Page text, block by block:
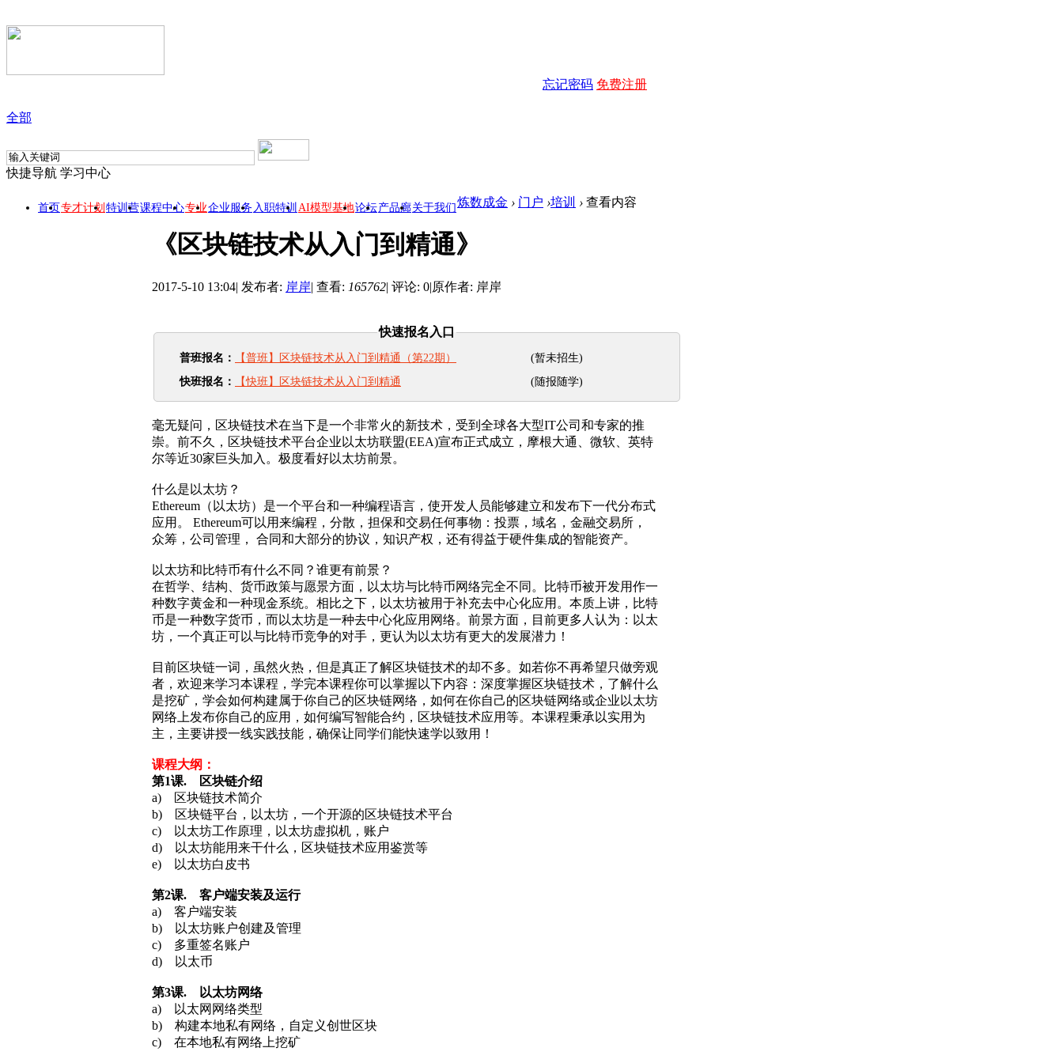
忘记密码 免费注册
全部
快捷导航 学习中心
首页专才计划 特训营课程中心专业企业服务 入职特训 AI模型基地论坛产品廊关于我们炼数成金 › 门户 ›培训 › 查看内容
《区块链技术从入门到精通》
2017-5-10 13:04| 发布者: 岸岸| 查看: 165762| 评论: 0|原作者: 岸岸
快速报名入口
普班报名： 【普班】区块链技术从入门到精通（第22期）
(暂未招生)
快班报名：
【快班】区块链技术从入门到精通 (随报随学)
毫无疑问，区块链技术在当下是一个非常火的新技术，受到全球各大型IT公司和专家的推
崇。前不久，区块链技术平台企业以太坊联盟(EEA)宣布正式成立，摩根大通、微软、英特
尔等近30家巨头加入。极度看好以太坊前景。
什么是以太坊？
Ethereum（以太坊）是一个平台和一种编程语言，使开发人员能够建立和发布下一代分布式
应用。 Ethereum可以用来编程，分散，担保和交易任何事物：投票，域名，金融交易所，
众筹，公司管理， 合同和大部分的协议，知识产权，还有得益于硬件集成的智能资产。
以太坊和比特币有什么不同？谁更有前景？
在哲学、结构、货币政策与愿景方面，以太坊与比特币网络完全不同。比特币被开发用作一
种数字黄金和一种现金系统。相比之下，以太坊被用于补充去中心化应用。本质上讲，比特
币是一种数字货币，而以太坊是一种去中心化应用网络。前景方面，目前更多人认为：以太
坊，一个真正可以与比特币竞争的对手，更认为以太坊有更大的发展潜力！
目前区块链一词，虽然火热，但是真正了解区块链技术的却不多。如若你不再希望只做旁观
者，欢迎来学习本课程，学完本课程你可以掌握以下内容：深度掌握区块链技术，了解什么
是挖矿，学会如何构建属于你自己的区块链网络，如何在你自己的区块链网络或企业以太坊
网络上发布你自己的应用，如何编写智能合约，区块链技术应用等。本课程秉承以实用为
主，主要讲授一线实践技能，确保让同学们能快速学以致用！
课程大纲：
第1课. 区块链介绍
a) 区块链技术简介
b) 区块链平台，以太坊，一个开源的区块链技术平台
c) 以太坊工作原理，以太坊虚拟机，账户
d) 以太坊能用来干什么，区块链技术应用鉴赏等
e) 以太坊白皮书
第2课. 客户端安装及运行
a) 客户端安装
b) 以太坊账户创建及管理
c) 多重签名账户
d) 以太币
第3课. 以太坊网络
a) 以太网网络类型
b) 构建本地私有网络，自定义创世区块
c) 在本地私有网络上挖矿